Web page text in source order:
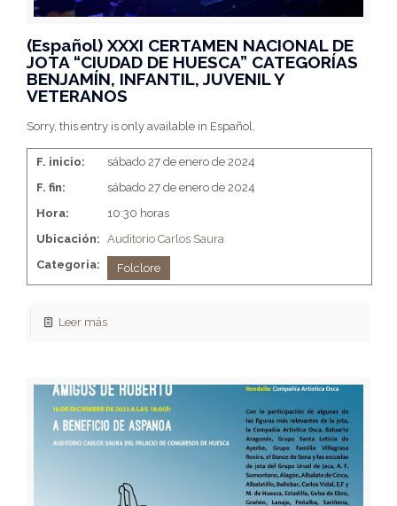
(Español) XXXI CERTAMEN NACIONAL DE
JOTA “CIUDAD DE HUESCA” CATEGORÍAS
BENJAMÍN, INFANTIL, JUVENIL Y
VETERANOS
Sorry, this entry is only available in Español.
F. inicio:
sábado 27 de enero de 2024
F. fin:
sábado 27 de enero de 2024
Hora:
10:30 horas
Ubicación: Auditorio Carlos Saura
Categoria:
Folclore
Leer más